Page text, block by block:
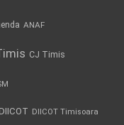
ANAF
CJ Timis
DIICOT Timisoara